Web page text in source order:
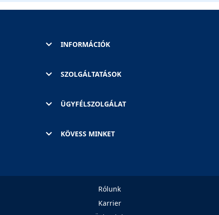
INFORMÁCIÓK
SZOLGÁLTATÁSOK
ÜGYFÉLSZOLGÁLAT
KÖVESS MINKET
Rólunk
Karrier